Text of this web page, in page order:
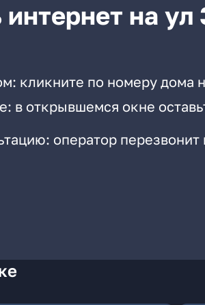
на ул
кликните по номеру дома
в открывшемся окне
оператор